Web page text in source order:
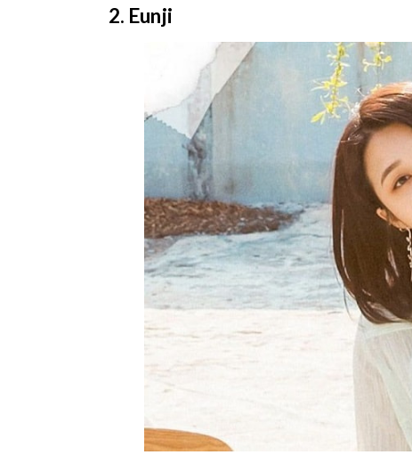
2. Eunji